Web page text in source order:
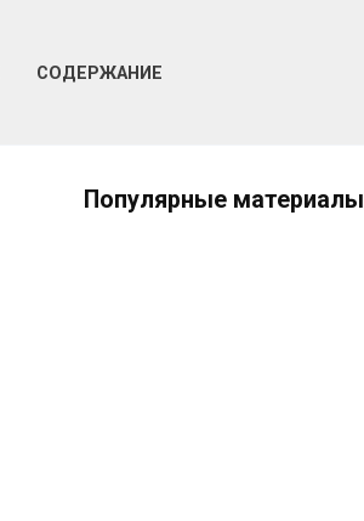
СОДЕРЖАНИЕ
Популярные материалы